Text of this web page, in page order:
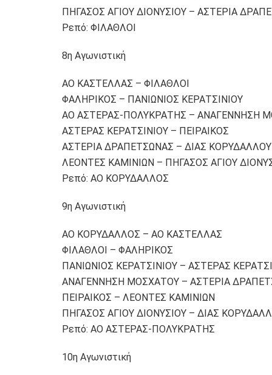
ΠΗΓΑΣΟΣ ΑΓΙΟΥ ΔΙΟΝΥΣΙΟΥ – ΑΣΤΕΡΙΑ
Ρεπό: ΦΙΛΑΘΛΟΙ
8η Αγωνιστική
ΑΟ ΚΑΣΤΕΛΛΑΣ – ΦΙΛΑΘΛΟΙ
ΦΑΛΗΡΙΚΟΣ – ΠΑΝΙΩΝΙΟΣ ΚΕΡΑΤΣΙΝΙΟΥ
ΑΟ ΑΣΤΕΡΑΣ-ΠΟΛΥΚΡΑΤΗΣ – ΑΝΑΓΕΝΝΗΣΗ
ΑΣΤΕΡΑΣ ΚΕΡΑΤΣΙΝΙΟΥ – ΠΕΙΡΑΙΚΟΣ
ΑΣΤΕΡΙΑ ΔΡΑΠΕΤΣΩΝΑΣ – ΔΙΑΣ ΚΟΡΥΔΑΛΛΟΥ
ΛΕΟΝΤΕΣ ΚΑΜΙΝΙΩΝ – ΠΗΓΑΣΟΣ ΑΓΙΟΥ
Ρεπό: ΑΟ ΚΟΡΥΔΑΛΛΟΣ
9η Αγωνιστική
ΑΟ ΚΟΡΥΔΑΛΛΟΣ – ΑΟ ΚΑΣΤΕΛΛΑΣ
ΦΙΛΑΘΛΟΙ – ΦΑΛΗΡΙΚΟΣ
ΠΑΝΙΩΝΙΟΣ ΚΕΡΑΤΣΙΝΙΟΥ – ΑΣΤΕΡΑΣ
ΑΝΑΓΕΝΝΗΣΗ ΜΟΣΧΑΤΟΥ – ΑΣΤΕΡΙΑ
ΠΕΙΡΑΙΚΟΣ – ΛΕΟΝΤΕΣ ΚΑΜΙΝΙΩΝ
ΠΗΓΑΣΟΣ ΑΓΙΟΥ ΔΙΟΝΥΣΙΟΥ – ΔΙΑΣ
Ρεπό: ΑΟ ΑΣΤΕΡΑΣ-ΠΟΛΥΚΡΑΤΗΣ
10η Αγωνιστική